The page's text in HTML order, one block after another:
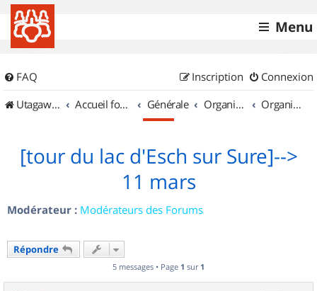
Menu
FAQ Connexion
Inscription
UtagawaVTT (Randos VTT et VTTAE avec traces GPS)
Accueil forum Générale Organisation de sorties & Recherche de partenaires Organisation de sorties au Luxembourg
[tour du lac d'Esch sur Sure]-->
11 mars
Modérateur : Modérateurs des Forums
Répondre
5 messages • Page 1 sur 1